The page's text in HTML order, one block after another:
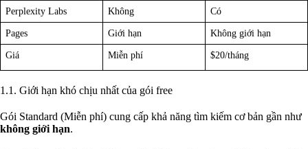
Perplexity Labs
Không
Có
Pages
Giới hạn
Không giới hạn
Giá
Miễn phí $20/tháng
1.1. Giới hạn khó chịu nhất của gói free
Gói Standard (Miễn phí) cung cấp khả năng tìm kiếm cơ bản gần như
không giới hạn.